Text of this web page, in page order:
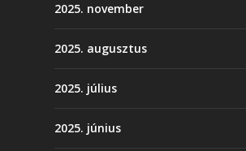
2025. november
2025. augusztus
2025. július
2025. június